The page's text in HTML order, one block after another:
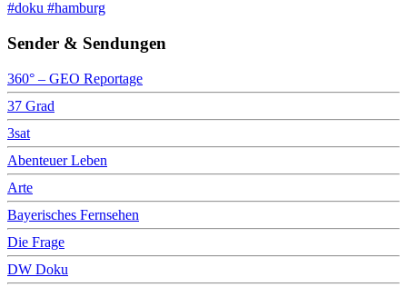
#doku #hamburg
Sender & Sendungen
360° – GEO Reportage
37 Grad
3sat
Abenteuer Leben
Arte
Bayerisches Fernsehen
Die Frage
DW Doku